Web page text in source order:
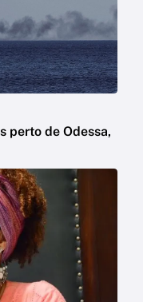
perto de Odessa,